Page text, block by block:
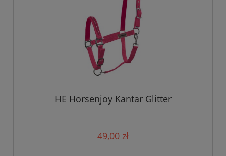
HE Horsenjoy Kantar Glitter
49,00 zł